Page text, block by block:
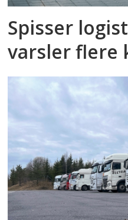
Spisser
varsler flere